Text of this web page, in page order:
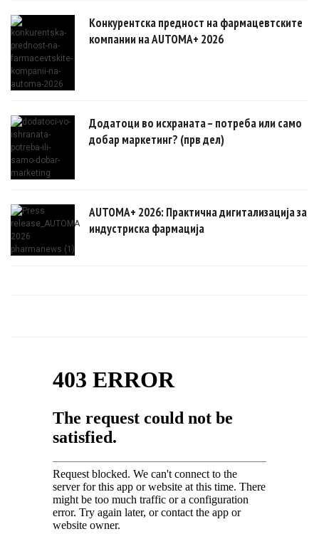
Конкурентска предност на фармацевтските
компании на AUTOMA+ 2026
Додатоци во исхраната – потреба или само
добар маркетинг? (прв дел)
AUTOMA+ 2026: Практична дигитализација за
индустриска фармација